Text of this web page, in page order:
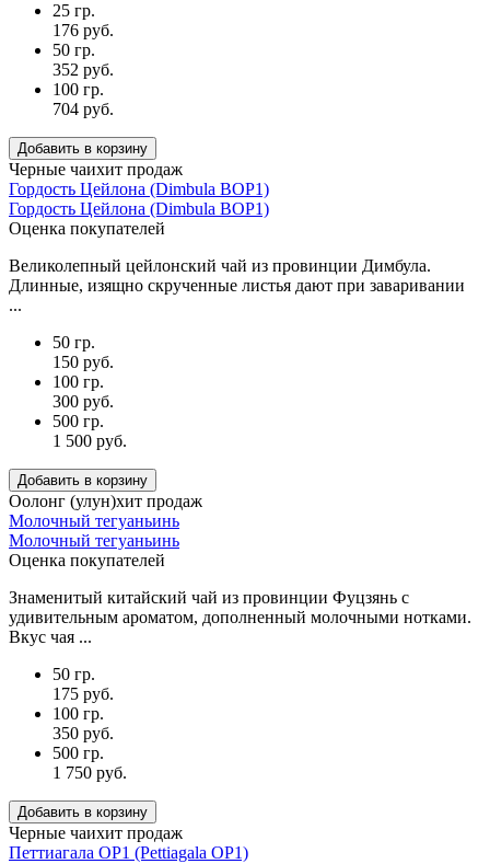
25 гр.
176 руб.
50 гр.
352 руб.
100 гр.
704 руб.
Добавить в корзину
Черные чаихит продаж
Гордость Цейлона (Dimbula BOP1)
Гордость Цейлона (Dimbula BOP1)
Оценка покупателей
Великолепный цейлонский чай из провинции Димбула.
Длинные, изящно скрученные листья дают при заваривании
...
50 гр.
150 руб.
100 гр.
300 руб.
500 гр.
1 500 руб.
Добавить в корзину
Оолонг (улун)хит продаж
Молочный тегуаньинь
Молочный тегуаньинь
Оценка покупателей
Знаменитый китайский чай из провинции Фуцзянь с
удивительным ароматом, дополненный молочными нотками.
Вкус чая ...
50 гр.
175 руб.
100 гр.
350 руб.
500 гр.
1 750 руб.
Добавить в корзину
Черные чаихит продаж
Петтиагала ОР1 (Pettiagala OP1)